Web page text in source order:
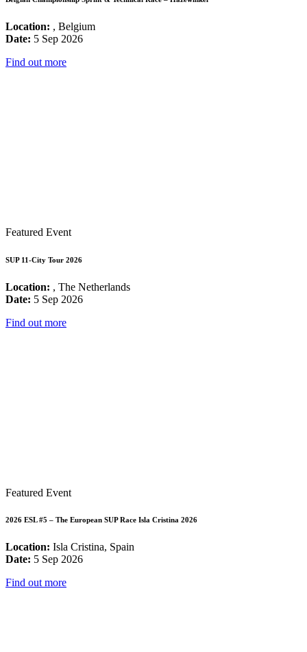
Location: , Belgium
Date: 5 Sep 2026
Find out more
Featured Event
SUP 11-City Tour 2026
Location: , The Netherlands
Date: 5 Sep 2026
Find out more
Featured Event
2026 ESL #5 – The European SUP Race Isla Cristina 2026
Location: Isla Cristina, Spain
Date: 5 Sep 2026
Find out more